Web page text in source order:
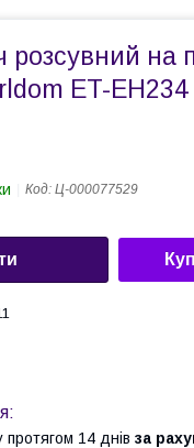
розсувний на
ET-EH234
Код: Ц-000077529
14 днів за